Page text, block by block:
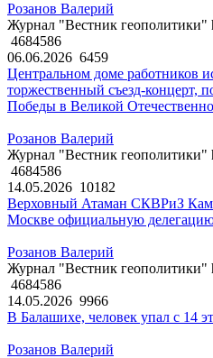
Розанов Валерий
Журнал "Вестник геополитики"
4684586
06.06.2026 6459
Центральном доме работников
торжественный съезд-концерт,
Победы в Великой
Розанов Валерий
Журнал "Вестник геополитики"
4684586
14.05.2026 10182
Верховный Атаман СКВРиЗ
Москве официальную
Розанов Валерий
Журнал "Вестник геополитики"
4684586
14.05.2026 9966
В Балашихе, человек упал с 14
Розанов Валерий